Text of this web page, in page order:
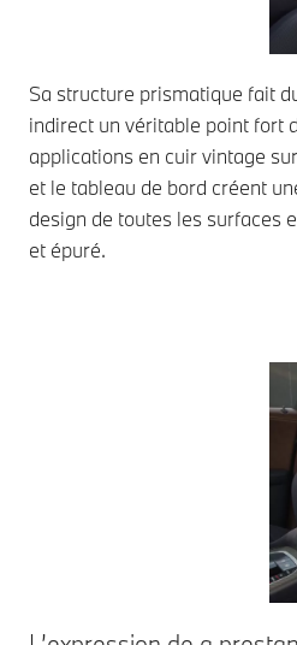
Sa structure prismatique fait
indirect un véritable point fort
applications en cuir vintage
et le tableau de bord créent
design de toutes les surfaces
et épuré.